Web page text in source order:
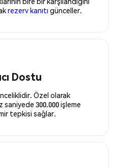
rezerv kanıtı günceller.
Dostu
Özel olarak
saniyede 300.000 işleme
tepkisi sağlar.